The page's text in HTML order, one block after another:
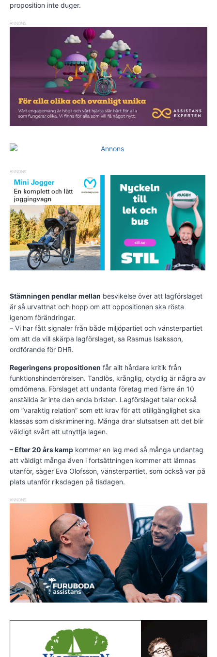
proposition inte duger.
ANNONS
ANNONS
Stämningen pendlar mellan besvikelse över att lagförslaget
är så urvattnat och hopp om att oppositionen ska rösta
igenom förändringar.
– Vi har fått signaler från både miljöpartiet och vänsterpartiet
om att de vill skärpa lagförslaget, sa Rasmus Isaksson,
ordförande för DHR.
Regeringens propositionen får allt hårdare kritik från
funktionshinderrörelsen. Tandlös, krånglig, otydlig är några av
omdömena. Förslaget att undanta företag med färre än 10
anställda är inte den enda bristen. Lagförslaget talar också
om ”varaktig relation” som ett krav för att otillgänglighet ska
klassas som diskriminering. Många drar slutsatsen att det blir
väldigt svårt att utnyttja lagen.
– Efter 20 års kamp kommer en lag med så många undantag
att väldigt många även i fortsättningen kommer att lämnas
utanför, säger Eva Olofsson, vänsterpartiet, som också var på
plats utanför riksdagen på tisdagen.
ANNONS